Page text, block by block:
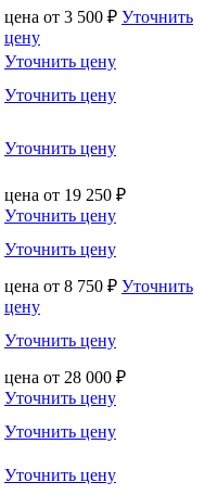
цена от 3 500 ₽ Уточнить
цену
Уточнить цену
Уточнить цену
Уточнить цену
цена от 19 250 ₽
Уточнить цену
Уточнить цену
цена от 8 750 ₽ Уточнить
цену
Уточнить цену
цена от 28 000 ₽
Уточнить цену
Уточнить цену
Уточнить цену